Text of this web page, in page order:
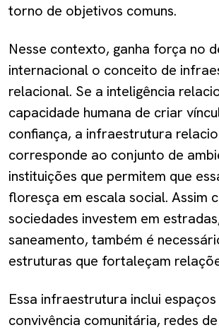
torno de objetivos comuns.
Nesse contexto, ganha força no
internacional o conceito de
relacional. Se a inteligência
capacidade humana de criar
confiança, a infraestrutura
corresponde ao conjunto de
instituições que permitem que
floresça em escala social. Assim
sociedades investem em
saneamento, também é
estruturas que fortaleçam
Essa infraestrutura inclui espaços
convivência comunitária, redes